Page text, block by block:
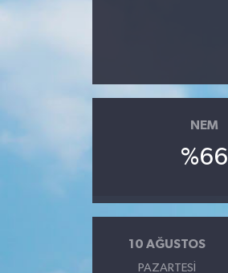
NEM
%66
10 AĞUSTOS
PAZARTESI